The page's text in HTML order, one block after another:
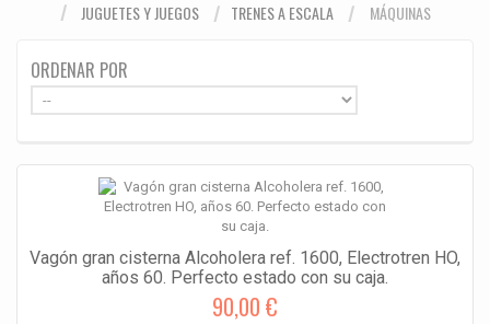
JUGUETES Y JUEGOS TRENES A ESCALA MÁQUINAS
ORDENAR POR
Vagón gran cisterna Alcoholera ref. 1600, Electrotren HO,
años 60. Perfecto estado con su caja.
90,00 €